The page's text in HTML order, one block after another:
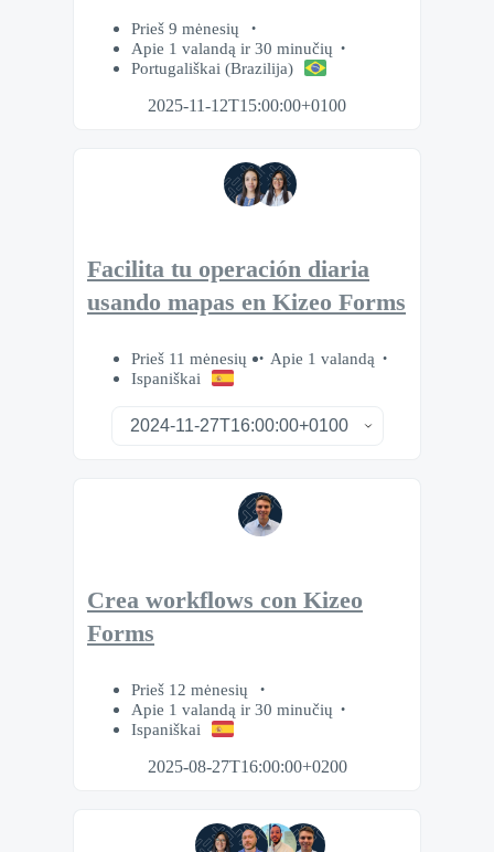
Prieš 9 mėnesių
Apie 1 valandą ir 30 minučių
Portugališkai (Brazilija)
2025-11-12T15:00:00+0100
Facilita tu operación diaria
usando mapas en Kizeo Forms
Prieš 11 mėnesių
Apie 1 valandą
Ispaniškai
Crea workflows con Kizeo
Forms
Prieš 12 mėnesių
Apie 1 valandą ir 30 minučių
Ispaniškai
2025-08-27T16:00:00+0200